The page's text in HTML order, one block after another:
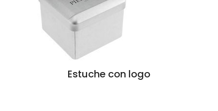
Estuche con logo